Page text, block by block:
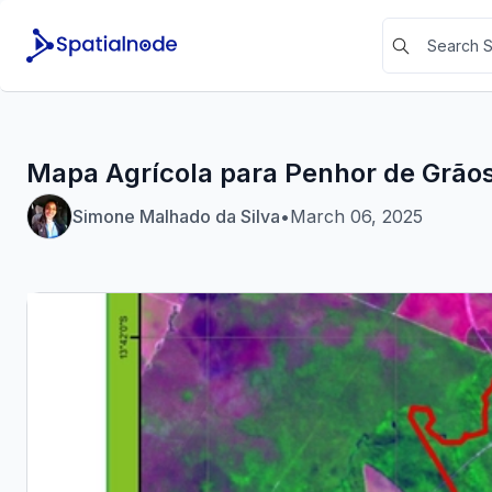
Mapa Agrícola para Penhor de
Simone Malhado da Silva•March 06, 2025